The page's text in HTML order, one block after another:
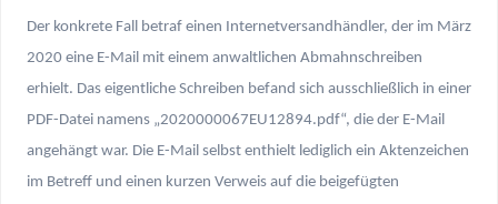
Der konkrete Fall betraf einen Internetversandhändler, der im März
2020 eine E-Mail mit einem anwaltlichen Abmahnschreiben
erhielt. Das eigentliche Schreiben befand sich ausschließlich in einer
PDF-Datei namens „2020000067EU12894.pdf“, die der E-Mail
angehängt war. Die E-Mail selbst enthielt lediglich ein Aktenzeichen
im Betreff und einen kurzen Verweis auf die beigefügten